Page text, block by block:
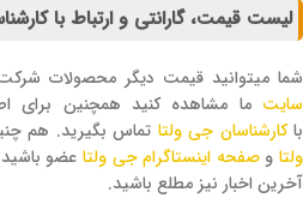
لیست قیمت، گارانتی و ارتباط با
شما میتوانید قیمت دیگر محصولات
سایت ما مشاهده کنید همچنین برای
باکارشناسان جی ولتا تماس بگیرید. هم
ولتاوصفحه اینستاگرام جی ولتا عضو باشید
آخرین اخبار نیز مطلع باشید.